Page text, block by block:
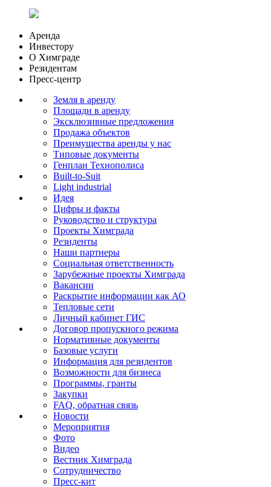
Аренда
Инвестору
О Химграде
Резидентам
Пресс-центр
Земля в аренду
Площади в аренду
Эксклюзивные предложения
Продажа объектов
Преимущества аренды у нас
Типовые документы
Генплан Технополиса
Built-to-Suit
Light industrial
Идея
Цифры и факты
Руководство и структура
Проекты Химграда
Резиденты
Наши партнеры
Социальная ответственность
Зарубежные проекты Химграда
Вакансии
Раскрытие информации как АО
Тепловые сети
Личный кабинет ГИС
Договор пропускного режима
Нормативные документы
Базовые услуги
Информация для резидентов
Возможности для бизнеса
Программы, гранты
Закупки
FAQ, обратная связь
Новости
Мероприятия
Фото
Видео
Вестник Химграда
Сотрудничество
Пресс-кит